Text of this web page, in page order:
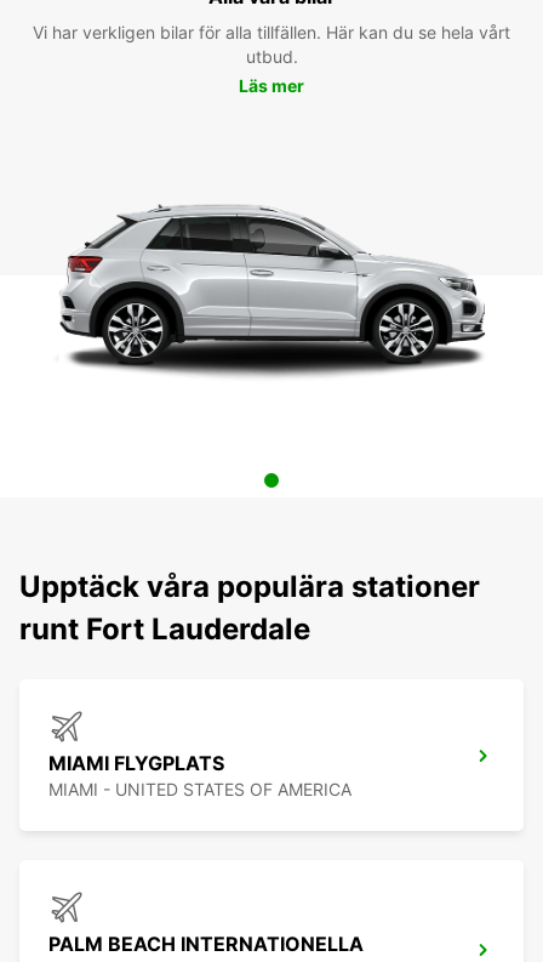
Vi har verkligen bilar för alla tillfällen. Här kan du se hela vårt
utbud.
Läs mer
Upptäck våra populära stationer
runt Fort Lauderdale
MIAMI FLYGPLATS
MIAMI - UNITED STATES OF AMERICA
PALM BEACH INTERNATIONELLA